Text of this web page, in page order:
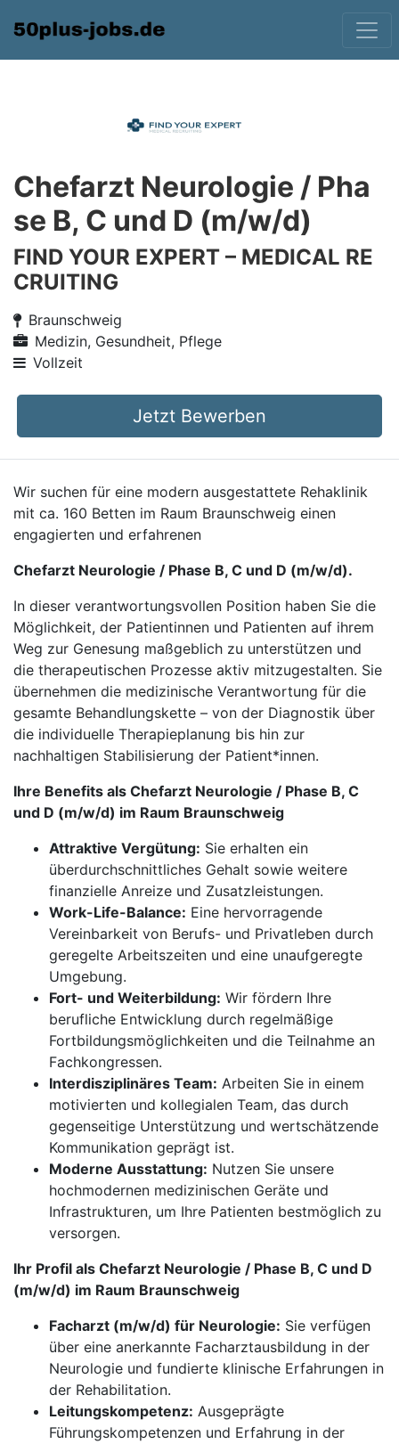
Chefarzt Neurologie / Pha
se B, C und D (m/w/d)
FIND YOUR EXPERT – MEDICAL RE
CRUITING
Braunschweig
Medizin, Gesundheit, Pflege
Vollzeit
Jetzt Bewerben
Wir suchen für eine modern ausgestattete Rehaklinik
mit ca. 160 Betten im Raum Braunschweig einen
engagierten und erfahrenen
Chefarzt Neurologie / Phase B, C und D (m/w/d).
In dieser verantwortungsvollen Position haben Sie die
Möglichkeit, der Patientinnen und Patienten auf ihrem
Weg zur Genesung maßgeblich zu unterstützen und
die therapeutischen Prozesse aktiv mitzugestalten. Sie
übernehmen die medizinische Verantwortung für die
gesamte Behandlungskette – von der Diagnostik über
die individuelle Therapieplanung bis hin zur
nachhaltigen Stabilisierung der Patient*innen.
Ihre Benefits als Chefarzt Neurologie / Phase B, C
und D (m/w/d) im Raum Braunschweig
Attraktive Vergütung: Sie erhalten ein
überdurchschnittliches Gehalt sowie weitere
finanzielle Anreize und Zusatzleistungen.
Work-Life-Balance: Eine hervorragende
Vereinbarkeit von Berufs- und Privatleben durch
geregelte Arbeitszeiten und eine unaufgeregte
Umgebung.
Fort- und Weiterbildung: Wir fördern Ihre
berufliche Entwicklung durch regelmäßige
Fortbildungsmöglichkeiten und die Teilnahme an
Fachkongressen.
Interdisziplinäres Team: Arbeiten Sie in einem
motivierten und kollegialen Team, das durch
gegenseitige Unterstützung und wertschätzende
Kommunikation geprägt ist.
Moderne Ausstattung: Nutzen Sie unsere
hochmodernen medizinischen Geräte und
Infrastrukturen, um Ihre Patienten bestmöglich zu
versorgen.
Ihr Profil als Chefarzt Neurologie / Phase B, C und D
(m/w/d) im Raum Braunschweig
Facharzt (m/w/d) für Neurologie: Sie verfügen
über eine anerkannte Facharztausbildung in der
Neurologie und fundierte klinische Erfahrungen in
der Rehabilitation.
Leitungskompetenz: Ausgeprägte
Führungskompetenzen und Erfahrung in der